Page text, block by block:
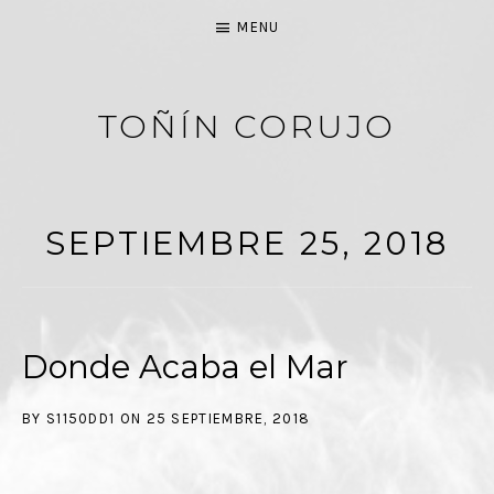
TOÑÍN CORUJO
MENU
SEPTIEMBRE 25, 2018
Donde Acaba el Mar
BY S1150DD1 ON 25 SEPTIEMBRE, 2018